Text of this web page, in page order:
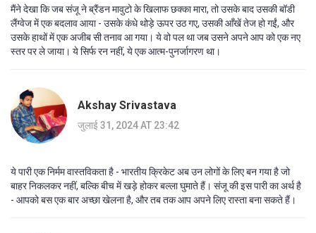
मैंने देखा कि जब संजू ने ब्रैंडन मावुटो के खिलाफ छक्का मारा, तो उसके बाद उसकी बॉडी
लैंग्वेज में एक बदलाव आया - उसके कंधे थोड़े ऊपर उठ गए, उसकी आँखें तेज हो गईं, और
उसके हाथों में एक अजीब सी तनाव आ गया। ये वो पल था जब उसने अपने आप को एक नए
स्तर पर ले जाया। ये सिर्फ रन नहीं, ये एक आत्म-पुनर्जागरण था।
Akshay Srivastava
जुलाई 31, 2024 AT 23:42
ये पारी एक निर्मम वास्तविकता है - भारतीय क्रिकेट अब उन लोगों के लिए बन गया है जो
बाहर निकलकर नहीं, बल्कि बीच में खड़े होकर बल्ला घुमाते हैं। संजू की इस पारी का अर्थ है
- आपको बस एक बार अच्छा खेलना है, और तब तक आप अपने लिए रास्ता बना सकते हैं।